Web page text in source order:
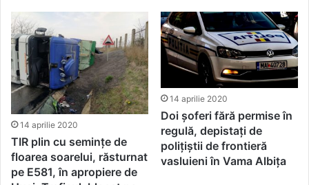
14 aprilie 2020
TIR plin cu semințe de
floarea soarelui, răsturnat
pe E581, în apropiere de
14 aprilie 2020
Doi șoferi fără permise în
regulă, depistați de
polițiștii de frontieră
vasluieni în Vama Albița